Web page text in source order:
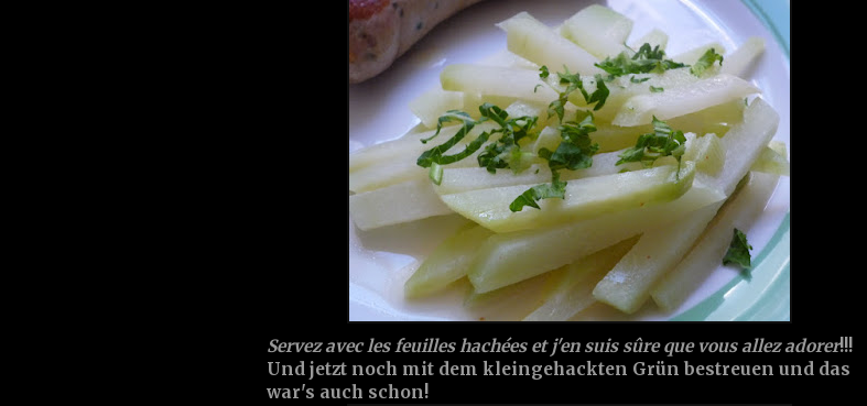
Servez avec les feuilles hachées et j'en suis sûre que vous allez adorer!!!
Und jetzt noch mit dem kleingehackten Grün bestreuen und das
war's auch schon!